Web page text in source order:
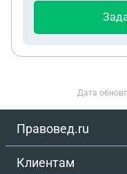
Дата
Правовед.ru
Клиентам